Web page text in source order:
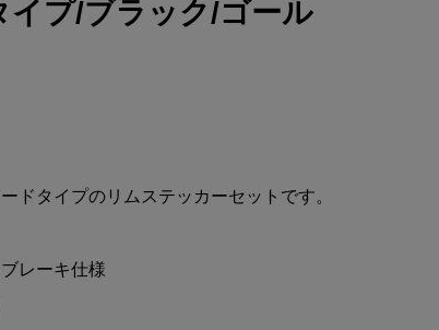
ーノ ロッシ)コミュニティー
イプ/ブラック/ゴール
ドタイプのリムステッカーセットです。
レーキ仕様